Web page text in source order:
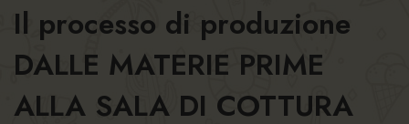
Il processo di produzione
DALLE MATERIE PRIME
ALLA SALA DI COTTURA​